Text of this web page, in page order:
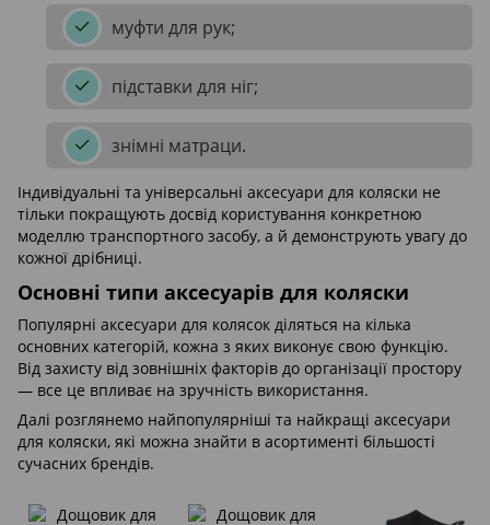
муфти для рук;
підставки для ніг;
знімні матраци.
Індивідуальні та універсальні аксесуари для коляски не
тільки покращують досвід користування конкретною
моделлю транспортного засобу, а й демонструють увагу до
кожної дрібниці.
Основні типи аксесуарів для коляски
Популярні аксесуари для колясок діляться на кілька
основних категорій, кожна з яких виконує свою функцію.
Від захисту від зовнішніх факторів до організації простору
— все це впливає на зручність використання.
Далі розглянемо найпопулярніші та найкращі аксесуари
для коляски, які можна знайти в асортименті більшості
сучасних брендів.